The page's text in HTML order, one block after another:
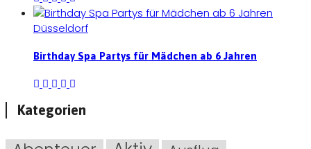
Düsseldorf
Birthday Spa Partys für Mädchen ab 6 Jahren
Kategorien